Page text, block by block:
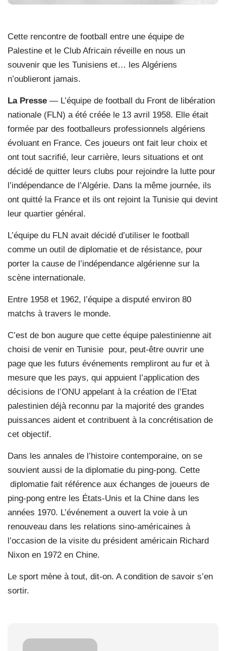
Cette rencontre de football entre une équipe de
Palestine et le Club Africain réveille en nous un
souvenir que les Tunisiens et… les Algériens
n’oublieront jamais.
La Presse — L’équipe de football du Front de libération
nationale (FLN) a été créée le 13 avril 1958. Elle était
formée par des footballeurs professionnels algériens
évoluant en France. Ces joueurs ont fait leur choix et
ont tout sacrifié, leur carrière, leurs situations et ont
décidé de quitter leurs clubs pour rejoindre la lutte pour
l’indépendance de l’Algérie. Dans la même journée, ils
ont quitté la France et ils ont rejoint la Tunisie qui devint
leur quartier général.
L’équipe du FLN avait décidé d’utiliser le football
comme un outil de diplomatie et de résistance, pour
porter la cause de l’indépendance algérienne sur la
scène internationale.
Entre 1958 et 1962, l’équipe a disputé environ 80
matchs à travers le monde.
C’est de bon augure que cette équipe palestinienne ait
choisi de venir en Tunisie pour, peut-être ouvrir une
page que les futurs événements rempliront au fur et à
mesure que les pays, qui appuient l’application des
décisions de l’ONU appelant à la création de l’Etat
palestinien déjà reconnu par la majorité des grandes
puissances aident et contribuent à la concrétisation de
cet objectif.
Dans les annales de l’histoire contemporaine, on se
souvient aussi de la diplomatie du ping-pong. Cette
diplomatie fait référence aux échanges de joueurs de
ping-pong entre les États-Unis et la Chine dans les
années 1970. L’événement a ouvert la voie à un
renouveau dans les relations sino-américaines à
l’occasion de la visite du président américain Richard
Nixon en 1972 en Chine.
Le sport mène à tout, dit-on. A condition de savoir s’en
sortir.